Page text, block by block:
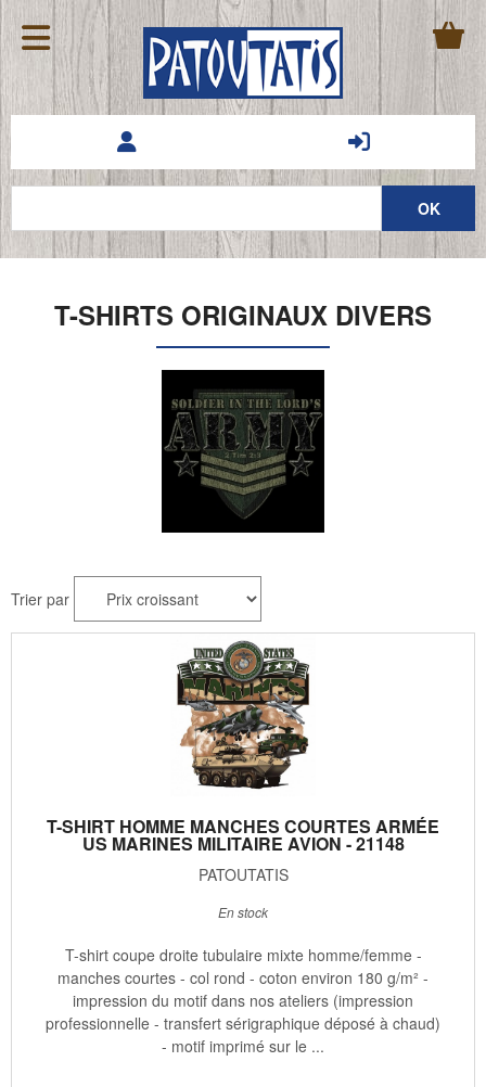
T-SHIRTS ORIGINAUX DIVERS
Trier par
T-SHIRT HOMME MANCHES COURTES ARMÉE
US MARINES MILITAIRE AVION - 21148
PATOUTATIS
En stock
T-shirt coupe droite tubulaire mixte homme/femme -
manches courtes - col rond - coton environ 180 g/m² -
impression du motif dans nos ateliers (impression
professionnelle - transfert sérigraphique déposé à chaud)
- motif imprimé sur le ...